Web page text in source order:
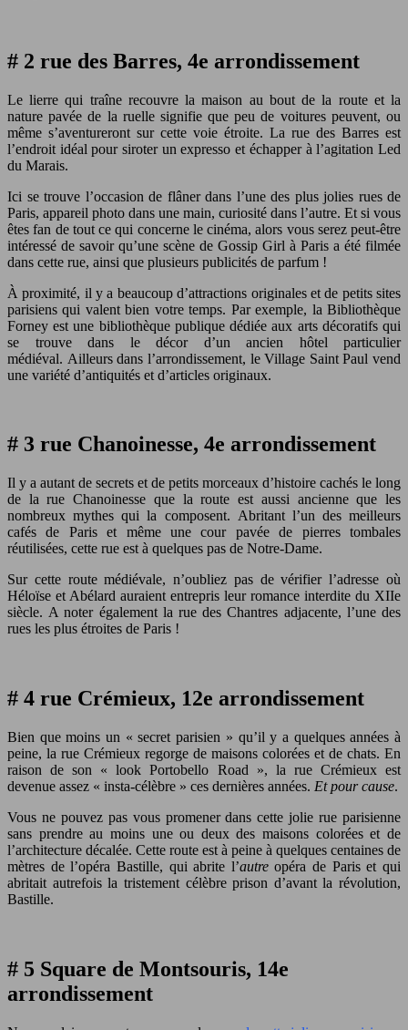
# 2 rue des Barres, 4e arrondissement
Le lierre qui traîne recouvre la maison au bout de la route et la
nature pavée de la ruelle signifie que peu de voitures peuvent, ou
même s’aventureront sur cette voie étroite. La rue des Barres est
l’endroit idéal pour siroter un expresso et échapper à l’agitation Led
du Marais.
Ici se trouve l’occasion de flâner dans l’une des plus jolies rues de
Paris, appareil photo dans une main, curiosité dans l’autre. Et si vous
êtes fan de tout ce qui concerne le cinéma, alors vous serez peut-être
intéressé de savoir qu’une scène de Gossip Girl à Paris a été filmée
dans cette rue, ainsi que plusieurs publicités de parfum !
À proximité, il y a beaucoup d’attractions originales et de petits sites
parisiens qui valent bien votre temps. Par exemple, la Bibliothèque
Forney est une bibliothèque publique dédiée aux arts décoratifs qui
se trouve dans le décor d’un ancien hôtel particulier
médiéval. Ailleurs dans l’arrondissement, le Village Saint Paul vend
une variété d’antiquités et d’articles originaux.
# 3 rue Chanoinesse, 4e arrondissement
Il y a autant de secrets et de petits morceaux d’histoire cachés le long
de la rue Chanoinesse que la route est aussi ancienne que les
nombreux mythes qui la composent. Abritant l’un des meilleurs
cafés de Paris et même une cour pavée de pierres tombales
réutilisées, cette rue est à quelques pas de Notre-Dame.
Sur cette route médiévale, n’oubliez pas de vérifier l’adresse où
Héloïse et Abélard auraient entrepris leur romance interdite du XIIe
siècle. A noter également la rue des Chantres adjacente, l’une des
rues les plus étroites de Paris !
# 4 rue Crémieux, 12e arrondissement
Bien que moins un « secret parisien » qu’il y a quelques années à
peine, la rue Crémieux regorge de maisons colorées et de chats. En
raison de son « look Portobello Road », la rue Crémieux est
devenue assez « insta-célèbre » ces dernières années. Et pour cause.
Vous ne pouvez pas vous promener dans cette jolie rue parisienne
sans prendre au moins une ou deux des maisons colorées et de
l’architecture décalée. Cette route est à peine à quelques centaines de
mètres de l’opéra Bastille, qui abrite l’autreopéra de Paris et qui
abritait autrefois la tristement célèbre prison d’avant la révolution,
Bastille.
# 5 Square de Montsouris, 14e
arrondissement